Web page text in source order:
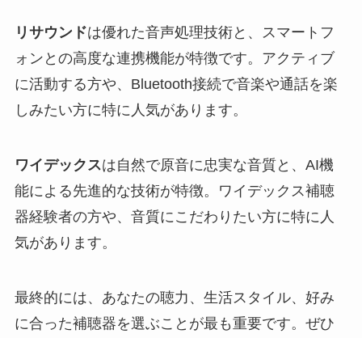
リサウンドは優れた音声処理技術と、スマートフ
ォンとの高度な連携機能が特徴です。アクティブ
に活動する方や、Bluetooth接続で音楽や通話を楽
しみたい方に特に人気があります。
ワイデックスは自然で原音に忠実な音質と、AI機
能による先進的な技術が特徴。ワイデックス補聴
器経験者の方や、音質にこだわりたい方に特に人
気があります。
最終的には、あなたの聴力、生活スタイル、好み
に合った補聴器を選ぶことが最も重要です。ぜひ